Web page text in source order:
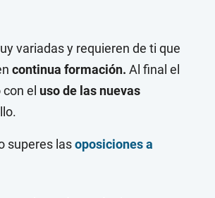
variadas y requieren de ti que
continua formación. Al final el
el uso de las nuevas
superes lasoposiciones a